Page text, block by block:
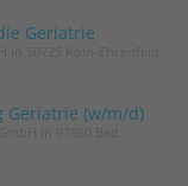
Geriatrie
Geriatrie (w/m/d)